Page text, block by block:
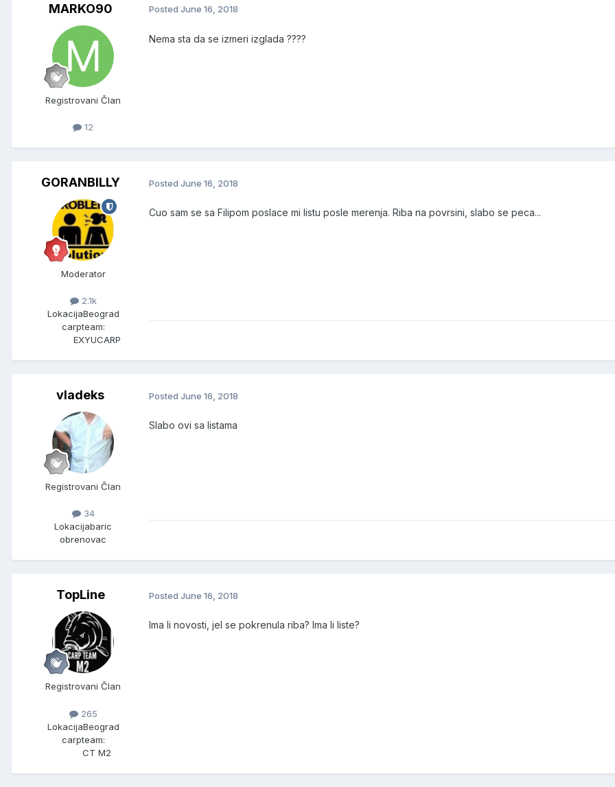
MARKO90
Registrovani Član
12
Posted June 16, 2018
Nema sta da se izmeri izglada ????
GORANBILLY
Moderator
2.1k
LokacijaBeograd
carpteam:
EXYUCARP
Posted June 16, 2018
Cuo sam se sa Filipom poslace mi listu posle merenja. Riba na povrsini, slabo se peca...
vladeks
Registrovani Član
34
Lokacijabaric
obrenovac
Posted June 16, 2018
Slabo ovi sa listama
TopLine
Registrovani Član
265
LokacijaBeograd
carpteam:
CT M2
Posted June 16, 2018
Ima li novosti, jel se pokrenula riba? Ima li liste?